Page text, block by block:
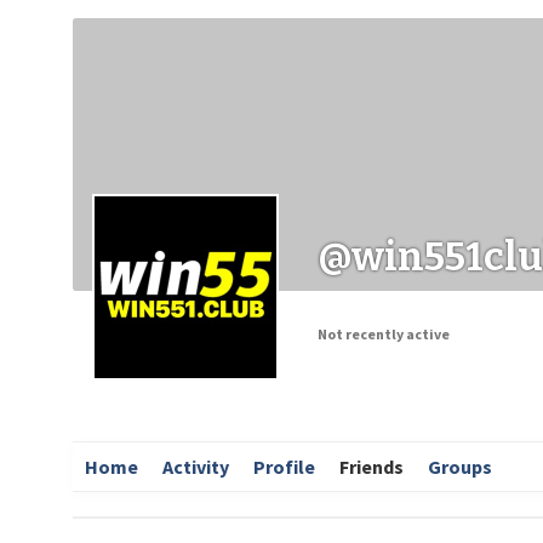
Заходи
Not recently active
Home Activity Profile Friends Groups